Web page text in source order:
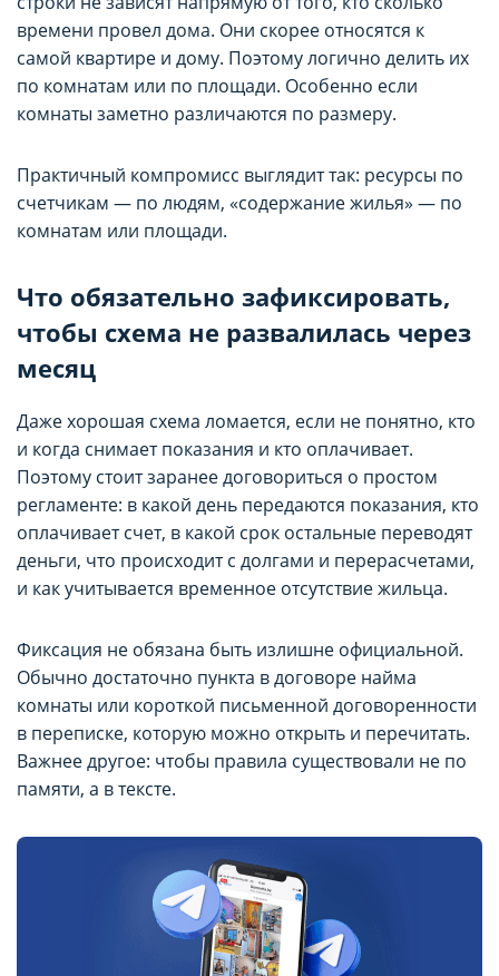
времени провел дома. Они скорее относятся к
самой квартире и дому. Поэтому логично делить их
по комнатам или по площади. Особенно если
комнаты заметно различаются по размеру.
Практичный компромисс выглядит так: ресурсы по
счетчикам — по людям, «содержание жилья» — по
комнатам или площади.
Что обязательно зафиксировать,
чтобы схема не развалилась через
месяц
Даже хорошая схема ломается, если не понятно, кто
и когда снимает показания и кто оплачивает.
Поэтому стоит заранее договориться о простом
регламенте: в какой день передаются показания, кто
оплачивает счет, в какой срок остальные переводят
деньги, что происходит с долгами и перерасчетами,
и как учитывается временное отсутствие жильца.
Фиксация не обязана быть излишне официальной.
Обычно достаточно пункта в договоре найма
комнаты или короткой письменной договоренности
в переписке, которую можно открыть и перечитать.
Важнее другое: чтобы правила существовали не по
памяти, а в тексте.